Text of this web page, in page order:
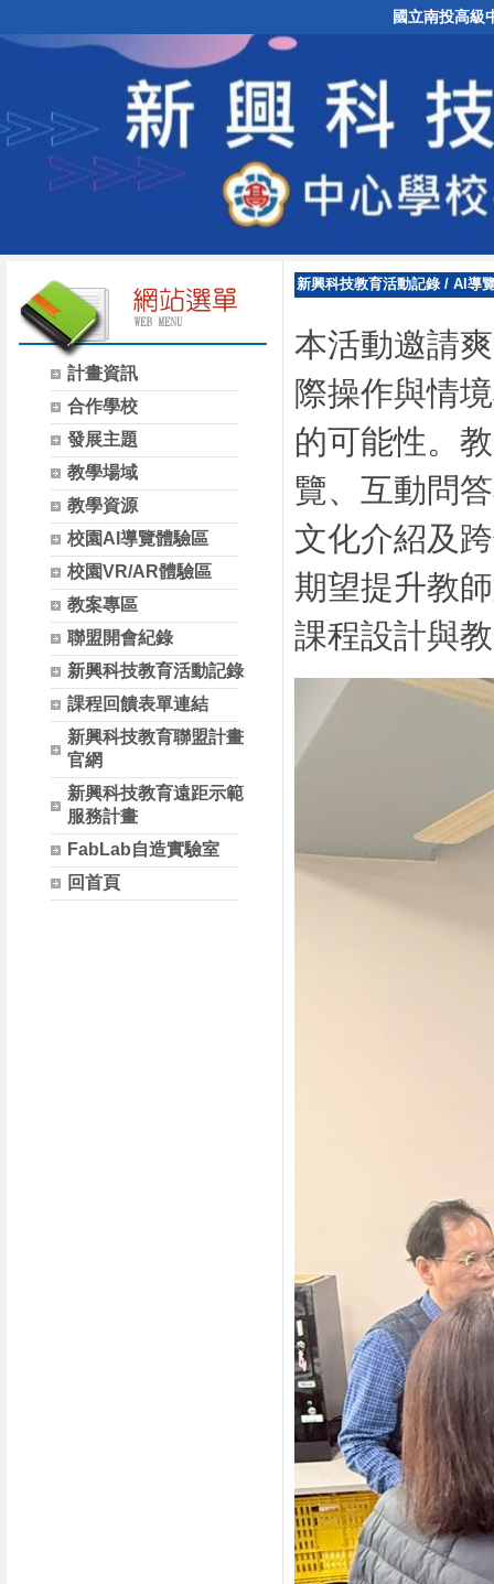
國立南投高級
計畫資訊
合作學校
發展主題
教學場域
教學資源
校園AI導覽體驗區
校園VR/AR體驗區
教案專區
聯盟開會紀錄
新興科技教育活動記錄
課程回饋表單連結
新興科技教育聯盟計畫
官網
新興科技教育遠距示範
服務計畫
FabLab自造實驗室
回首頁
新興科技教育活動記錄/ AI導
本活動邀請
際操作與情
的可能性。
覽、互動問
文化介紹及
期望提升教
課程設計與